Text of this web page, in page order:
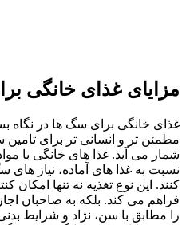
مزایای غذای خانگی
غذای خانگی برای سگ‌ ها در نگاه
مطمئن‌ تر و انسانی‌ تر برای
شمار می‌ آید. غذا های خانگی با
نسبت به غذا های آماده، نیاز
کنند. این نوع تغذیه نه‌ تنها امکان
فراهم می‌ کند. بلکه به صاحبان
را مطابق با سن، نژاد و شرایط